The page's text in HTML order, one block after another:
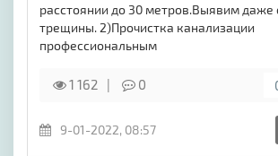
расстоянии до 30 метров.Выявим
трещины. 2)Прочистка канализации
профессиональным
1 162 0
9-01-2022, 08:57